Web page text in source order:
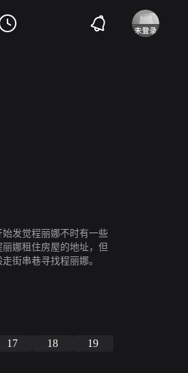
发觉程丽娜不时有一些
娜租住房屋的地址，但
街串巷寻找程丽娜。
17 18
19